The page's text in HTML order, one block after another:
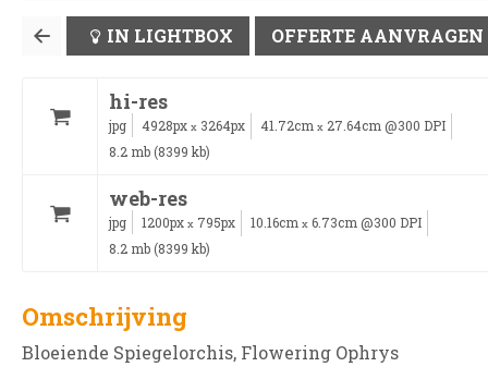
IN LIGHTBOX OFFERTE AANVRAGEN
hi-res
jpg 4928px x 3264px 41.72cm x 27.64cm @300 DPI
8.2 mb (8399 kb)
web-res
jpg 1200px x 795px 10.16cm x 6.73cm @300 DPI
8.2 mb (8399 kb)
Omschrijving
Bloeiende Spiegelorchis, Flowering Ophrys